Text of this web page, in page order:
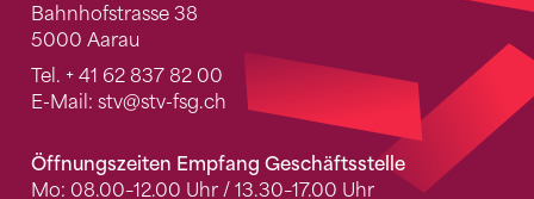
Bahnhofstrasse 38
5000 Aarau
Tel. + 41 62 837 82 00
E-Mail: stv@stv-fsg.ch
Öffnungszeiten Empfang Geschäftsstelle
Mo: 08.00–12.00 Uhr / 13.30–17.00 Uhr